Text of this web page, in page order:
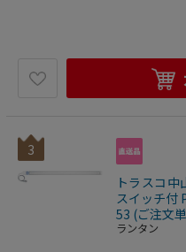
3
トラスコ中
スイッチ付
53 (ご注文
ランタン